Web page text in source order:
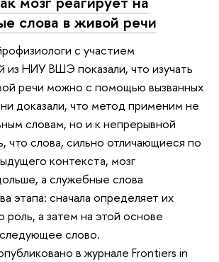
слова в живой речи
с участием
из НИУ ВШЭ показали, что изучать
речи можно с помощью вызванных
доказали, что метод применим не
словам, но и к непрерывной
что слова, сильно отличающиеся по
контекста, мозг
а служебные слова
этапа: сначала определяет их
роль, а затем на этой основе
слово.
в журнале Frontiers in